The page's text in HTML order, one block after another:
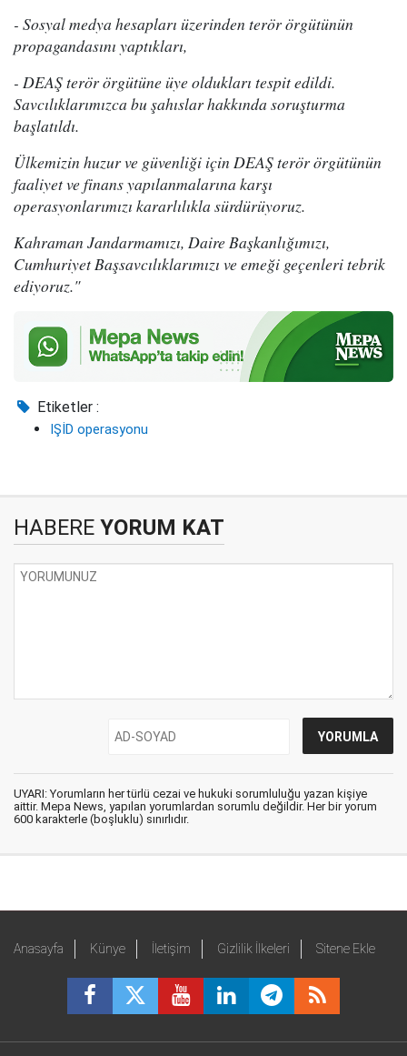
- Sosyal medya hesapları üzerinden terör örgütünün
propagandasını yaptıkları,
- DEAŞ terör örgütüne üye oldukları tespit edildi.
Savcılıklarımızca bu şahıslar hakkında soruşturma
başlatıldı.
Ülkemizin huzur ve güvenliği için DEAŞ terör örgütünün
faaliyet ve finans yapılanmalarına karşı
operasyonlarımızı kararlılıkla sürdürüyoruz.
Kahraman Jandarmamızı, Daire Başkanlığımızı,
Cumhuriyet Başsavcılıklarımızı ve emeği geçenleri tebrik
ediyoruz."
Etiketler :
IŞİD operasyonu
HABERE YORUM KAT
UYARI: Yorumların her türlü cezai ve hukuki sorumluluğu yazan kişiye
aittir. Mepa News, yapılan yorumlardan sorumlu değildir. Her bir yorum
600 karakterle (boşluklu) sınırlıdır.
Anasayfa Künye İletişim Gizlilik İlkeleri Sitene Ekle